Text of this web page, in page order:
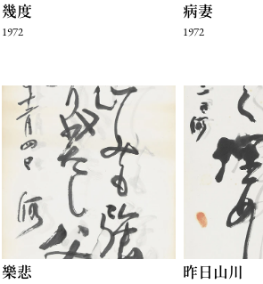
幾度
1972
病妻
1972
樂悲 昨日山川